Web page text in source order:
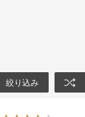
絞り込み